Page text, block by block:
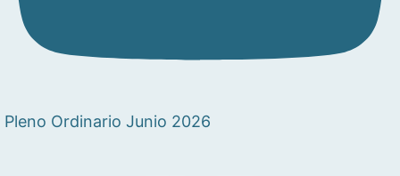
Pleno Ordinario Junio 2026